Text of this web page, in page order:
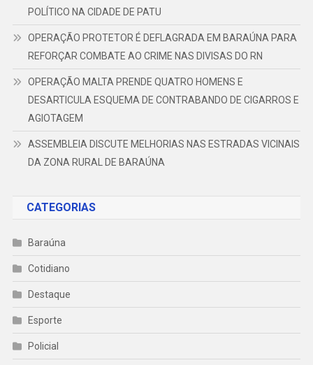
POLÍTICO NA CIDADE DE PATU
OPERAÇÃO PROTETOR É DEFLAGRADA EM BARAÚNA PARA
REFORÇAR COMBATE AO CRIME NAS DIVISAS DO RN
OPERAÇÃO MALTA PRENDE QUATRO HOMENS E
DESARTICULA ESQUEMA DE CONTRABANDO DE CIGARROS E
AGIOTAGEM
ASSEMBLEIA DISCUTE MELHORIAS NAS ESTRADAS VICINAIS
DA ZONA RURAL DE BARAÚNA
CATEGORIAS
Baraúna
Cotidiano
Destaque
Esporte
Policial